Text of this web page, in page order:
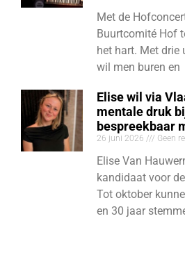
Met de
Buurtcomité Hof
het hart. Met drie
wil men buren en
Elise wil via
mentale druk
bespreekbaar
26 juni 2026 Geen
Elise Van
kandidaat voor
Tot oktober
en 30 jaar